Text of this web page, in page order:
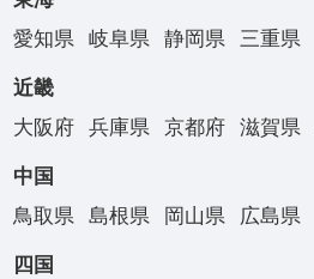
愛知県
岐阜県 静岡県 三重県
近畿
大阪府
兵庫県 京都府 滋賀県
中国
鳥取県
島根県 岡山県 広島県
四国